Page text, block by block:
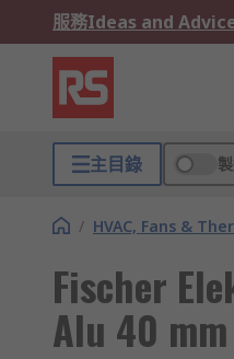
服務Ideas and
主目錄
/ HVAC, Fans &
Fischer
Alu 40